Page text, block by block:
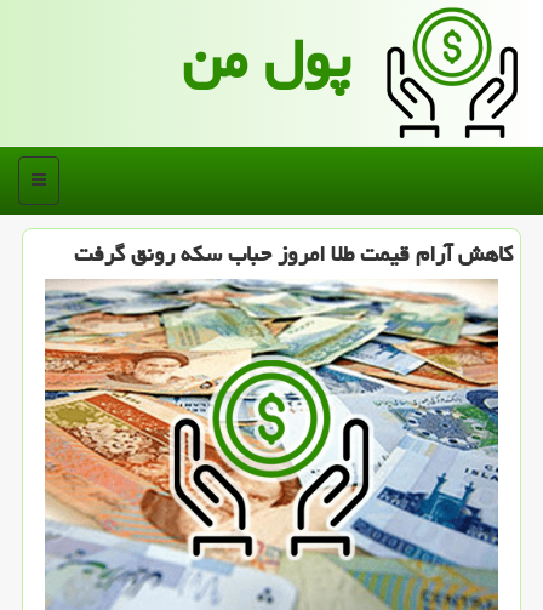
پول من
منو
کاهش آرام قیمت طلا امروز حباب سکه رونق گرفت